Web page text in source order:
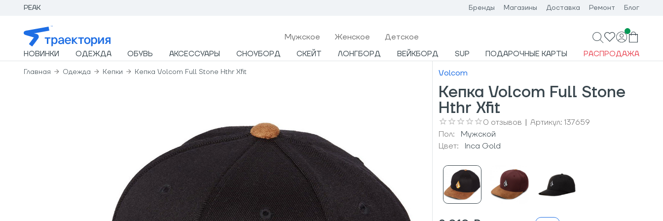
PEAK Бренды Магазины Доставка Ремонт Блог
Мужcкое Женское Детское
НОВИНКИ ОДЕЖДА ОБУВЬ АКСЕССУАРЫ СНОУБОРД СКЕЙТ ЛОНГБОРД ВЕЙКБОРД SUP ПОДАРОЧНЫЕ КАРТЫ РАСПРОДАЖА
Главная Одежда Кепки Кепка Volcom Full Stone Hthr Xfit Volcom
Кепка Volcom Full Stone
Hthr Xfit
0 отзывов | Артикул: 137659
Пол:
Мужcкой
Цвет:
Inca Gold